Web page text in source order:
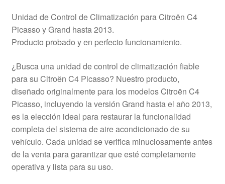
Unidad de Control de Climatización para Citroën C4
Picasso y Grand hasta 2013.
Producto probado y en perfecto funcionamiento.
¿Busca una unidad de control de climatización fiable
para su Citroën C4 Picasso? Nuestro producto,
diseñado originalmente para los modelos Citroën C4
Picasso, incluyendo la versión Grand hasta el año 2013,
es la elección ideal para restaurar la funcionalidad
completa del sistema de aire acondicionado de su
vehículo. Cada unidad se verifica minuciosamente antes
de la venta para garantizar que esté completamente
operativa y lista para su uso.